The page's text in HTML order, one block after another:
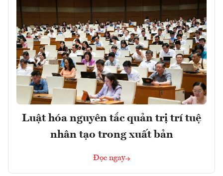
Luật hóa nguyên tắc quản trị trí tuệ
nhân tạo trong xuất bản
Đọc ngay